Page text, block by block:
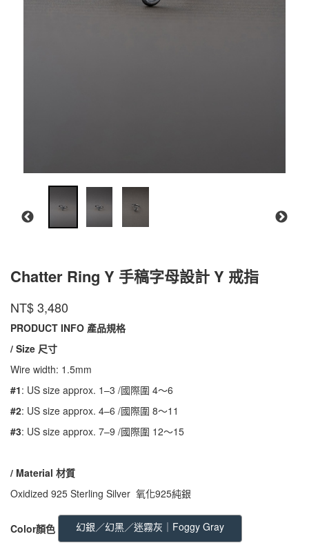
Chatter Ring Y 手稿字母設計 Y 戒指
商品代號
YGR01
CR-
品牌 INTZUITION
NT$3,480
PRODUCT INFO 產品規格
/ Size 尺寸
Wire width: 1.5mm
#1: US size approx. 1–3 /國際圍 4～6
#2: US size approx. 4–6 /國際圍 8～11
#3: US size approx. 7–9 /國際圍 12～15
/ Material 材質
Oxidized 925 Sterling Silver 氧化925純銀
GOODS000000000000000000529
Color顏色 幻銀／幻黑／迷霧灰｜Foggy Gray